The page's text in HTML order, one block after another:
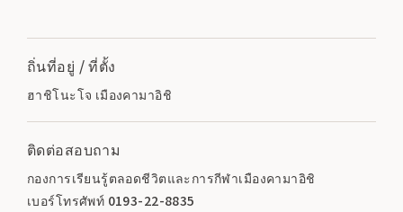
ถิ่นที่อยู่ / ที่ตั้ง
ฮาชิโนะโจ เมืองคามาอิชิ
ติดต่อสอบถาม
กองการเรียนรู้ตลอดชีวิตและการกีฬาเมืองคามาอิชิ
เบอร์โทรศัพท์ 0193-22-8835